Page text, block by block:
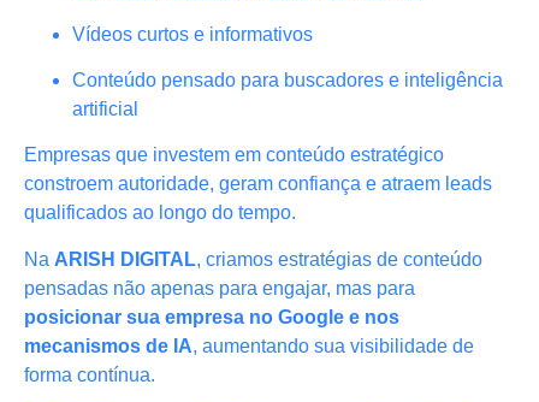
Vídeos curtos e informativos
Conteúdo pensado para buscadores e inteligência
artificial
Empresas que investem em conteúdo estratégico
constroem autoridade, geram confiança e atraem leads
qualificados ao longo do tempo.
Na ARISH DIGITAL, criamos estratégias de conteúdo
pensadas não apenas para engajar, mas para
posicionar sua empresa no Google e nos
mecanismos de IA, aumentando sua visibilidade de
forma contínua.